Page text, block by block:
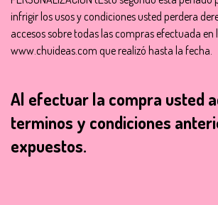
infrigir los usos y condiciones usted perdera
accesos sobre todas las compras efectuada en
www.chuideas.com que realizó hasta la fecha.
Al efectuar la compra usted
terminos y condiciones
expuestos.